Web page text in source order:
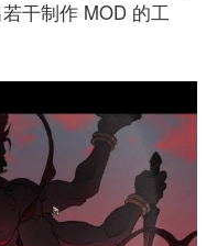
干制作 MOD 的工